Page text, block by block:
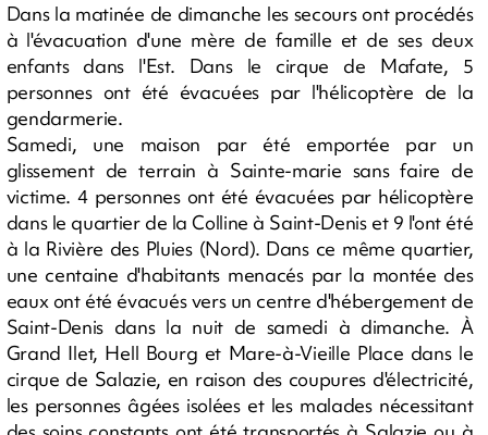
Dans la matinée de dimanche les secours ont procédés
à l'évacuation d'une mère de famille et de ses deux
enfants dans l'Est. Dans le cirque de Mafate, 5
personnes ont été évacuées par l'hélicoptère de la
gendarmerie.
Samedi, une maison par été emportée par un
glissement de terrain à Sainte-marie sans faire de
victime. 4 personnes ont été évacuées par hélicoptère
dans le quartier de la Colline à Saint-Denis et 9 l'ont été
à la Rivière des Pluies (Nord). Dans ce même quartier,
une centaine d'habitants menacés par la montée des
eaux ont été évacués vers un centre d'hébergement de
Saint-Denis dans la nuit de samedi à dimanche. À
Grand Ilet, Hell Bourg et Mare-à-Vieille Place dans le
cirque de Salazie, en raison des coupures d'électricité,
les personnes âgées isolées et les malades nécessitant